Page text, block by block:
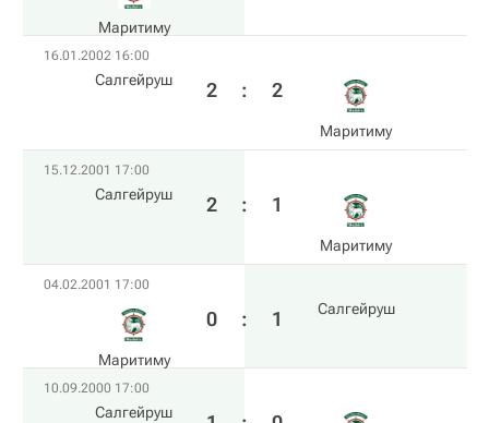
Маритиму
16.01.2002 16:00
Салгейруш 2 : 2
Маритиму
15.12.2001 17:00
Салгейруш 2 : 1
Маритиму
04.02.2001 17:00
Маритиму
0 : 1 Салгейруш
10.09.2000 17:00
Салгейруш